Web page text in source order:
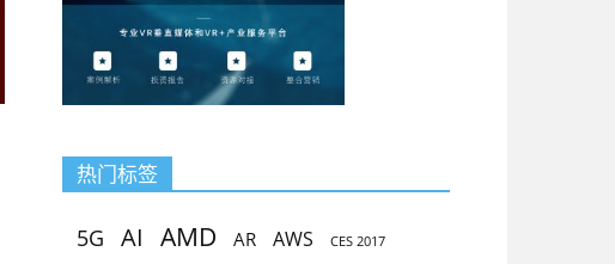
热门标签
5G AI AMD AR AWS CES 2017